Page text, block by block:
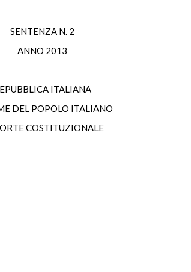
SENTENZA N. 2
ANNO 2013
ITALIANA
DEL POPOLO ITALIANO
COSTITUZIONALE